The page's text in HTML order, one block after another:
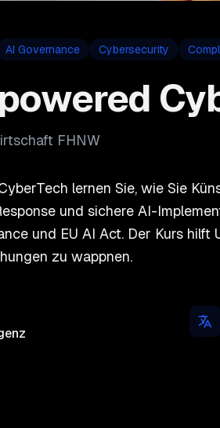
AI Governance Cybersecurity
FHNW
lernen Sie, wie Sie
und sichere AI-
und EU AI Act. Der Kurs
zu wappnen.